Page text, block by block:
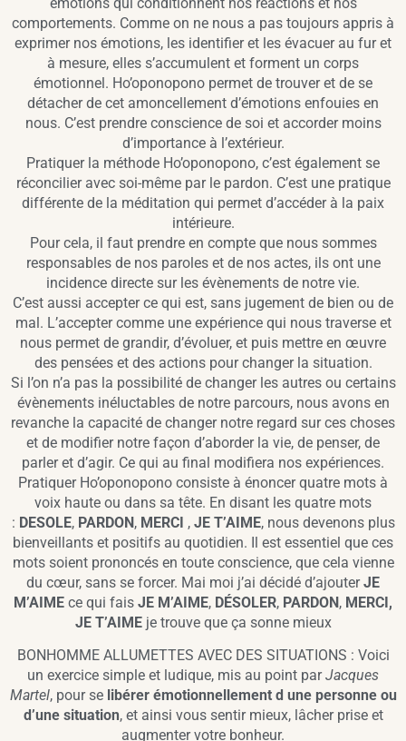
comportements. Comme on ne nous a pas toujours appris à
exprimer nos émotions, les identifier et les évacuer au fur et
à mesure, elles s’accumulent et forment un corps
émotionnel. Ho’oponopono permet de trouver et de se
détacher de cet amoncellement d’émotions enfouies en
nous. C’est prendre conscience de soi et accorder moins
d’importance à l’extérieur.
Pratiquer la méthode Ho’oponopono, c’est également se
réconcilier avec soi-même par le pardon. C’est une pratique
différente de la méditation qui permet d’accéder à la paix
intérieure.
Pour cela, il faut prendre en compte que nous sommes
responsables de nos paroles et de nos actes, ils ont une
incidence directe sur les évènements de notre vie.
C’est aussi accepter ce qui est, sans jugement de bien ou de
mal. L’accepter comme une expérience qui nous traverse et
nous permet de grandir, d’évoluer, et puis mettre en œuvre
des pensées et des actions pour changer la situation.
Si l’on n’a pas la possibilité de changer les autres ou certains
évènements inéluctables de notre parcours, nous avons en
revanche la capacité de changer notre regard sur ces choses
et de modifier notre façon d’aborder la vie, de penser, de
parler et d’agir. Ce qui au final modifiera nos expériences.
Pratiquer Ho’oponopono consiste à énoncer quatre mots à
voix haute ou dans sa tête. En disant les quatre mots
: DESOLE, PARDON, MERCI , JE T’AIME, nous devenons plus
bienveillants et positifs au quotidien. Il est essentiel que ces
mots soient prononcés en toute conscience, que cela vienne
du cœur, sans se forcer. Mai moi j’ai décidé d’ajouterJE
M’AIME ce qui fais JE M’AIME, DÉSOLER, PARDON, MERCI,
JE T’AIMEje trouve que ça sonne mieux
BONHOMME ALLUMETTES AVEC DES SITUATIONS : Voici
un exercice simple et ludique, mis au point parJacques
Martel, pour se libérer émotionnellement d une personne ou
d’une situation, et ainsi vous sentir mieux, lâcher prise et
augmenter votre bonheur.